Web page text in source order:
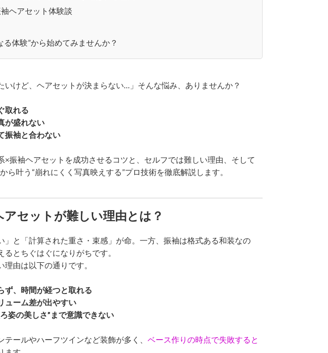
ヘアセット体験談
体験”から始めてみませんか？
いけど、ヘアセットが決まらない…」そんな悩み、ありませんか？
取れる
が盛れない
振袖と合わない
×振袖ヘアセットを成功させるコツと、セルフでは難しい理由、そして
ら叶う“崩れにくく写真映えする”プロ技術を徹底解説します。
アセットが難しい理由とは？
」と「計算された重さ・束感」が命。一方、振袖は格式ある和装なの
とちぐはぐになりがちです。
由は以下の通りです。
ず、時間が経つと取れる
ューム差が出やすい
姿の美しさ”まで意識できない
ールやハーフツインなど装飾が多く、 ベース作りの時点で失敗すると